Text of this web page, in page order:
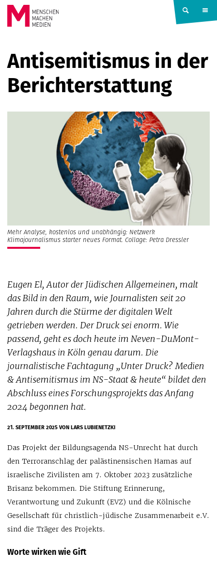
Springe zum Inhalt
MACHEN
MEDIEN
Antisemitismus in der
Berichterstattung
Mehr Analyse, kostenlos und unabhängig: Netzwerk
Klimajournalismus starter neues Format. Collage: Petra Dressler
Eugen El, Autor der Jüdischen Allgemeinen, malt
das Bild in den Raum, wie Journalisten seit 20
Jahren durch die Stürme der digitalen Welt
getrieben werden. Der Druck sei enorm. Wie
passend, geht es doch heute im Neven-DuMont-
Verlagshaus in Köln genau darum. Die
journalistische Fachtagung „Unter Druck? Medien
& Antisemitismus im NS-Staat & heute“ bildet den
Abschluss eines Forschungsprojekts das Anfang
2024 begonnen hat.
21. SEPTEMBER 2025VON LARS LUBIENETZKI
Das Projekt der Bildungsagenda NS-Unrecht hat durch
den Terroranschlag der palästinensischen Hamas auf
israelische Zivilisten am 7. Oktober 2023 zusätzliche
Brisanz bekommen. Die Stiftung Erinnerung,
Verantwortung und Zukunft (EVZ) und die Kölnische
Gesellschaft für christlich-jüdische Zusammenarbeit e.V.
sind die Träger des Projekts.
Worte wirken wie Gift